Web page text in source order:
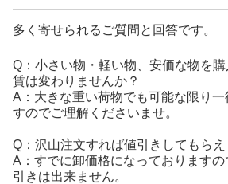
多く寄せられるご質問と回答です。
Q：小さい物・軽い物、安価な物を
賃は変わりませんか？
A：大きな重い荷物でも可能な限り一
すのでご理解くださいませ。
Q：沢山注文すれば値引きしてもらえ
A：すでに卸価格になっております
引きは出来ません。